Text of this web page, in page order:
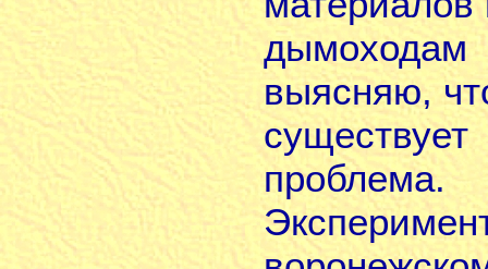
дымоходам
выясняю,
существует
проблема.